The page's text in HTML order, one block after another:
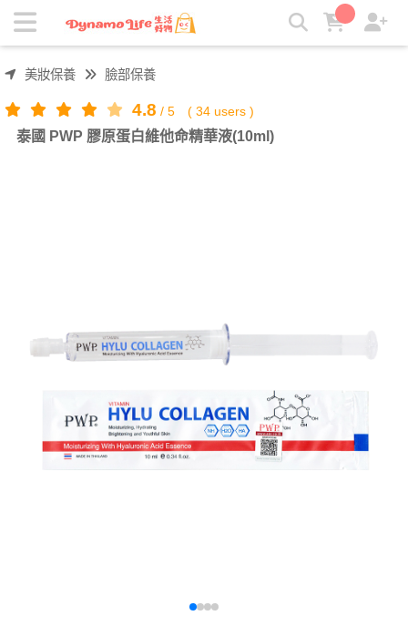
泰國 PWP 膠原蛋白維他命精華液(10ml) | 吸引力生活好物
美妝保養 臉部保養
4.8 / 5 ( 34 users )
泰國 PWP 膠原蛋白維他命精華液(10ml)